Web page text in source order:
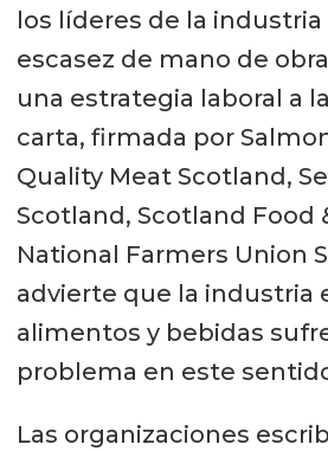
los líderes de la industria
escasez de mano de
una estrategia laboral a
carta, firmada por
Quality Meat Scotland,
Scotland, Scotland Food
National Farmers Union
advierte que la industria
alimentos y bebidas
problema en este
Las organizaciones